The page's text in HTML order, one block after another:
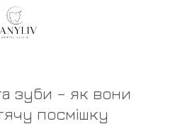
зуби – як вони
посмішку